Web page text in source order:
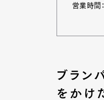
営業時間
ブラン
をかけ